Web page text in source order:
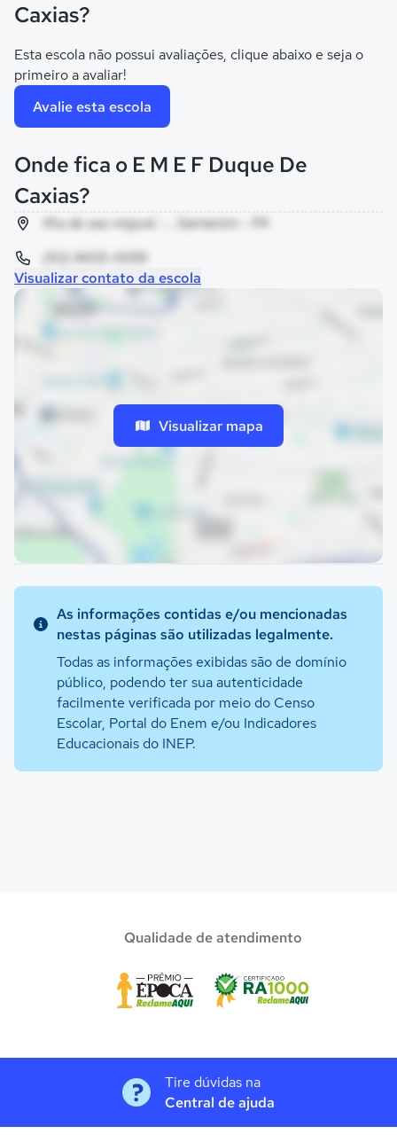
Caxias?
Esta escola não possui avaliações, clique abaixo e seja o
primeiro a avaliar!
Avalie esta escola
Onde fica o E M E F Duque De
Caxias?
ilha de sao miguel, - , Santarém - PA
(93) 9655-0059
Visualizar contato da escola
Visualizar mapa
As informações contidas e/ou mencionadas
nestas páginas são utilizadas legalmente.
Todas as informações exibidas são de domínio
público, podendo ter sua autenticidade
facilmente verificada por meio do Censo
Escolar, Portal do Enem e/ou Indicadores
Educacionais do INEP.
Qualidade de atendimento
Tire dúvidas na
Central de ajuda